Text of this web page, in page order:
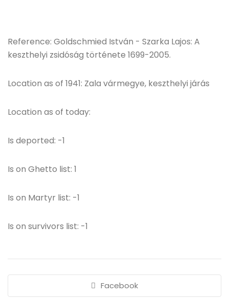
Reference: Goldschmied István - Szarka Lajos: A
keszthelyi zsidóság története 1699-2005.
Location as of 1941: Zala vármegye, keszthelyi járás
Location as of today:
Is deported: -1
Is on Ghetto list: 1
Is on Martyr list: -1
Is on survivors list: -1
Facebook